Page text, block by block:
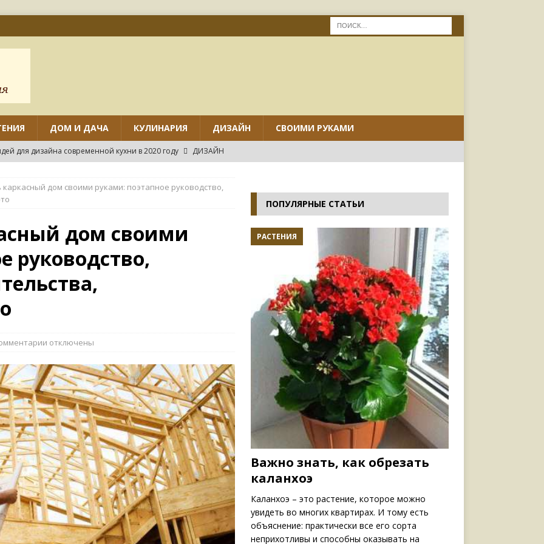
ДОМ И ДАЧА КУЛИНАРИЯ ДИЗАЙН СВОИМИ РУКАМИ
для дизайна современной кухни в 2020 году
ДИЗАЙН
идей дизайна маленькой кухни
каркасный дом своими руками: поэтапное руководство,
дом своими
руководство,
отключены
ПОПУЛЯРНЫЕ СТАТЬИ
РАСТЕНИЯ
Важно знать, как обрезать
каланхоэ
Каланхоэ – это растение, которое можно
увидеть во многих квартирах. И тому есть
объяснение: практически все его сорта
неприхотливы и способны оказывать на